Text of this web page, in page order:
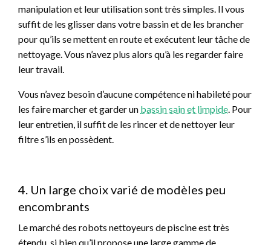
manipulation et leur utilisation sont très simples. Il vous
suffit de les glisser dans votre bassin et de les brancher
pour qu’ils se mettent en route et exécutent leur tâche de
nettoyage. Vous n’avez plus alors qu’à les regarder faire
leur travail.
Vous n’avez besoin d’aucune compétence ni habileté pour
les faire marcher et garder un bassin sain et limpide. Pour
leur entretien, il suffit de les rincer et de nettoyer leur
filtre s’ils en possèdent.
4. Un large choix varié de modèles peu
encombrants
Le marché des robots nettoyeurs de piscine est très
étendu, si bien qu’il propose une large gamme de